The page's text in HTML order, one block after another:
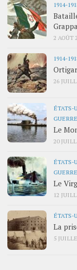
1914-
Grappa
2 AOÛT
1914-
26
ÉTATS-
GUERRE
Le
20
ÉTATS-
GUERRE
Le
12
ÉTATS-
La
5